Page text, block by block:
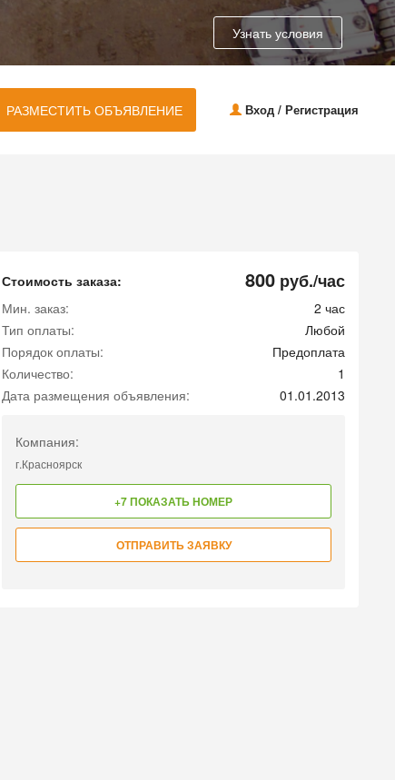
Узнать условия
РАЗМЕСТИТЬ ОБЪЯВЛЕНИЕ Вход / Регистрация
Стоимость заказа: 800 руб./час
Мин. заказ:
2 час
Тип оплаты:
Любой
Порядок оплаты:
Предоплата
Количество:
1
Дата размещения объявления:
01.01.2013
Компания:
г.Красноярск
+7 ПОКАЗАТЬ НОМЕР
ОТПРАВИТЬ ЗАЯВКУ